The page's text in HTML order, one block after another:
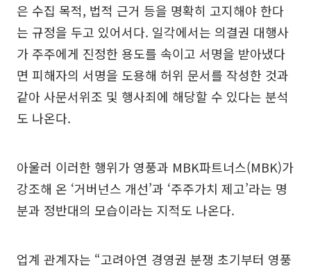
은 수집 목적, 법적 근거 등을 명확히 고지해야 한다
는 규정을 두고 있어서다. 일각에서는 의결권 대행사
가 주주에게 진정한 용도를 속이고 서명을 받아냈다
면 피해자의 서명을 도용해 허위 문서를 작성한 것과
같아 사문서위조 및 행사죄에 해당할 수 있다는 분석
도 나온다.
아울러 이러한 행위가 영풍과 MBK파트너스(MBK)가
강조해 온 ‘거버넌스 개선’과 ‘주주가치 제고’라는 명
분과 정반대의 모습이라는 지적도 나온다.
업계 관계자는 “고려아연 경영권 분쟁 초기부터 영풍